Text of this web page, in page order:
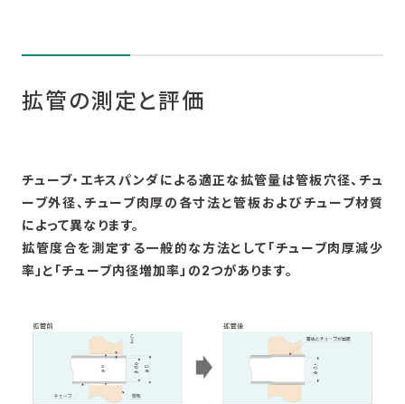
拡管の測定と評価
チューブ・エキスパンダによる適正な拡管量は管板穴径、チュ
ーブ外径、チューブ肉厚の各寸法と管板およびチューブ材質
によって異なります。
拡管度合を測定する一般的な方法として「チューブ肉厚減少
率」と「チューブ内径増加率」の2つがあります。